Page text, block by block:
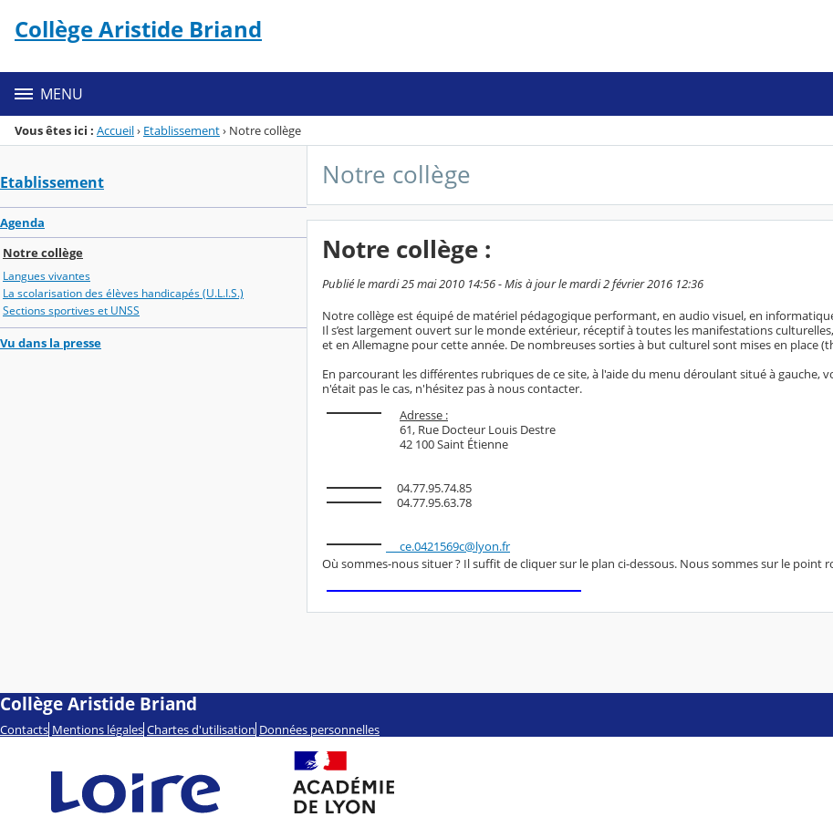
Menu de la rubrique
Contenu
Collège Aristide Briand
MENU
Vous êtes ici : Accueil› Etablissement› Notre collège
Etablissement
Agenda
Notre collège
Langues vivantes
La scolarisation des élèves handicapés (U.L.I.S.)
Sections sportives et UNSS
Vu dans la presse
Notre collège
Notre collège :
Publié le mardi 25 mai 2010 14:56 - Mis à jour le mardi 2 février 2016 12:36
Notre collège est équipé de matériel pédagogique performant, en audio visuel, en
Il s’est largement ouvert sur le monde extérieur, réceptif à toutes les manifestations
et en Allemagne pour cette année. De nombreuses sorties à but culturel sont mises en place
En parcourant les différentes rubriques de ce site, à l'aide du menu déroulant situé à gauche,
n'était pas le cas, n'hésitez pas à nous contacter.
Adresse :
61, Rue Docteur Louis Destre
42 100 Saint Étienne
04.77.95.74.85
04.77.95.63.78
ce.0421569c@lyon.fr
Où sommes-nous situer ? Il suffit de cliquer sur le plan ci-dessous. Nous sommes sur le point
Collège Aristide Briand
Contacts Mentions légales Chartes d'utilisation Données personnelles